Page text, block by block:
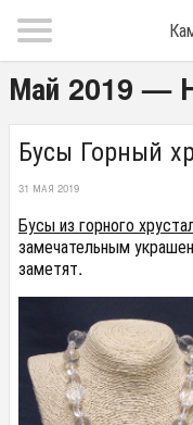
Май 2019 —
Бусы Горный
31 МАЯ 2019
Бусы из горного
замечательным
заметят.